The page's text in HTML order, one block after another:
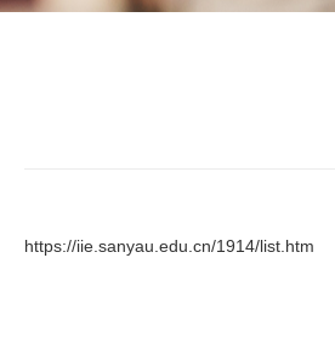
https://iie.sanyau.edu.cn/1914/list.htm